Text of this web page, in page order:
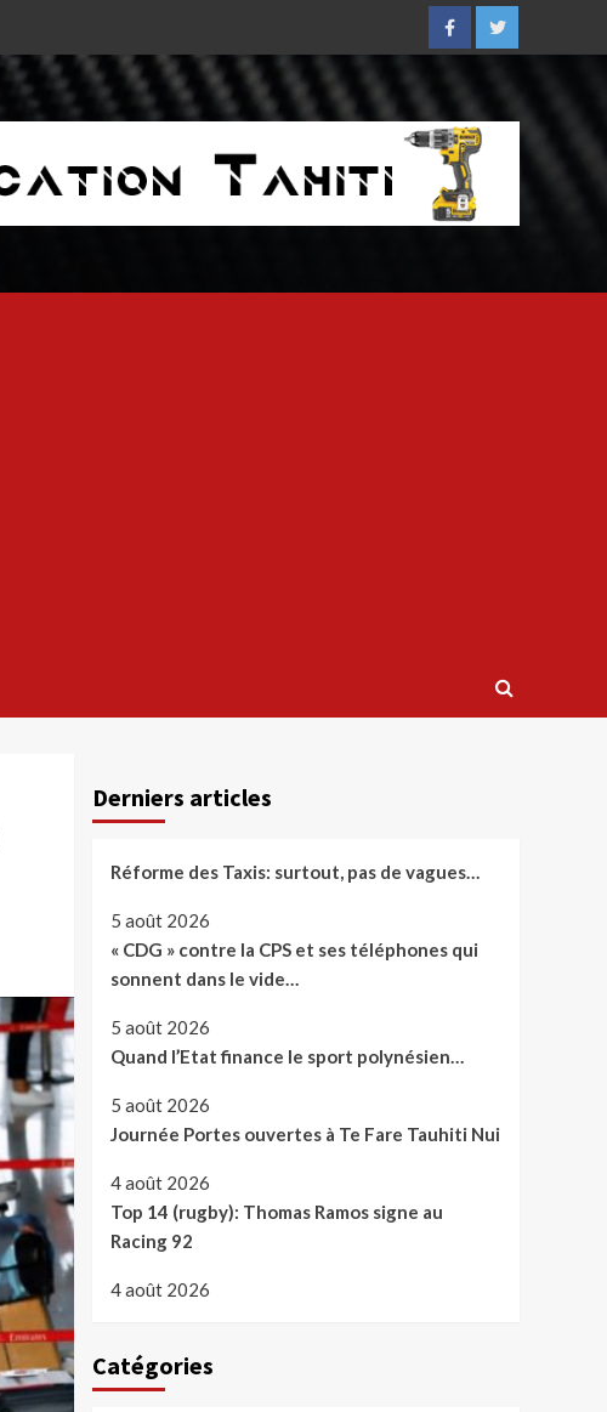
FacebookTwitter
Derniers articles
Réforme des Taxis: surtout, pas de vagues…
5 août 2026
« CDG » contre la CPS et ses téléphones qui
sonnent dans le vide…
5 août 2026
Quand l’Etat finance le sport polynésien…
5 août 2026
Journée Portes ouvertes à Te Fare Tauhiti Nui
4 août 2026
Top 14 (rugby): Thomas Ramos signe au
Racing 92
4 août 2026
Catégories